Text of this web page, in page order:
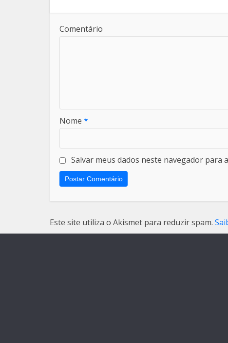
Comentário
Nome *
Salvar meus dados neste navegador para
Este site utiliza o Akismet para reduzir spam.